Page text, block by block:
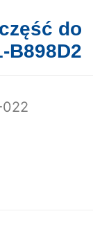
do
B898D2